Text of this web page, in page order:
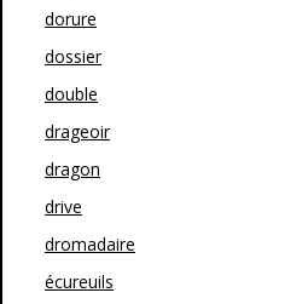
dorure
dossier
double
drageoir
dragon
drive
dromadaire
écureuils